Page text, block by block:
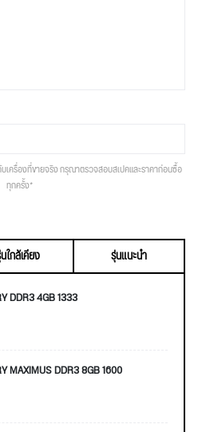
เครื่องที่ขายจริง กรุณาตรวจสอบสเปคและราคาก่อนซื้อ
ทุกครั้ง*
ใกล้เคียง
รุ่นแนะนำ
DDR3 4GB 1333
MAXIMUS DDR3 8GB 1600